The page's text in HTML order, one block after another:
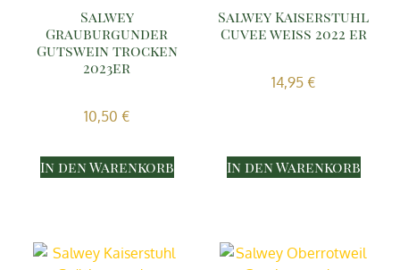
Salwey
Grauburgunder
Gutswein trocken
2023er
10,50 €
In den Warenkorb
Salwey Kaiserstuhl
Cuvee weiss 2022 er
14,95 €
In den Warenkorb